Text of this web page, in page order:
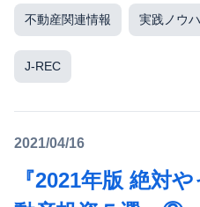
不動産関連情報 実践ノウ
J-REC
2021/04/16
『2021年版 絶対